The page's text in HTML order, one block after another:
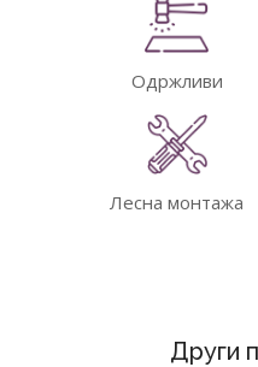
Одржливи
Лесна монтажа
Други